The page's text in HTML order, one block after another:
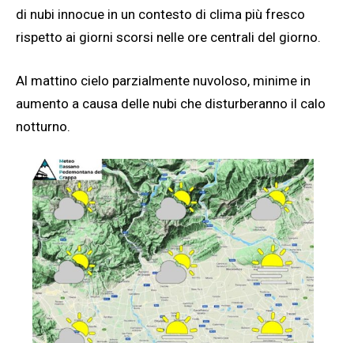
di nubi innocue in un contesto di clima più fresco
rispetto ai giorni scorsi nelle ore centrali del giorno.
Al mattino cielo parzialmente nuvoloso, minime in
aumento a causa delle nubi che disturberanno il calo
notturno.